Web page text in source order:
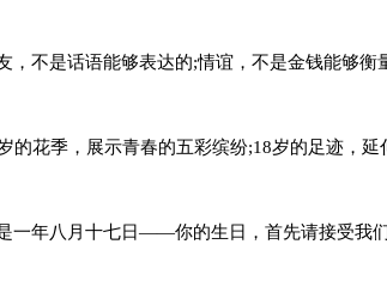
，不是话语能够表达的;情谊，不是金钱能够
的花季，展示青春的五彩缤纷;18岁的足迹，
一年八月十七日——你的生日，首先请接受我